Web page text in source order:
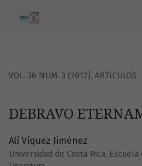
VOL. 36 NÚM. 3 (2012), ARTÍCULOS
DEBRAVO
Alí Víquez Jiménez
Universidad de Costa Rica,